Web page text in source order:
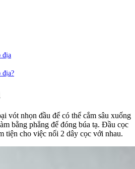
địa
địa?
vót nhọn đầu để có thể cắm sâu xuống
bằng phẳng để đóng búa tạ. Đầu cọc
tiện cho việc nối 2 dây cọc với nhau.